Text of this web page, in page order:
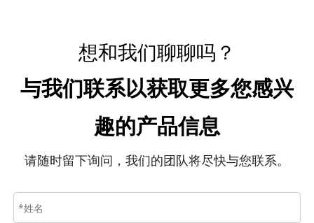
想和我们聊聊吗？
与我们联系以获取更多您感兴
趣的产品信息
请随时留下询问，我们的团队将尽快与您联系。